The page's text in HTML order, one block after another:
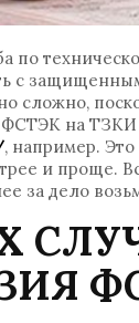
по
с
сложно,
на ТЗКИ
, например.
и проще.
за дело